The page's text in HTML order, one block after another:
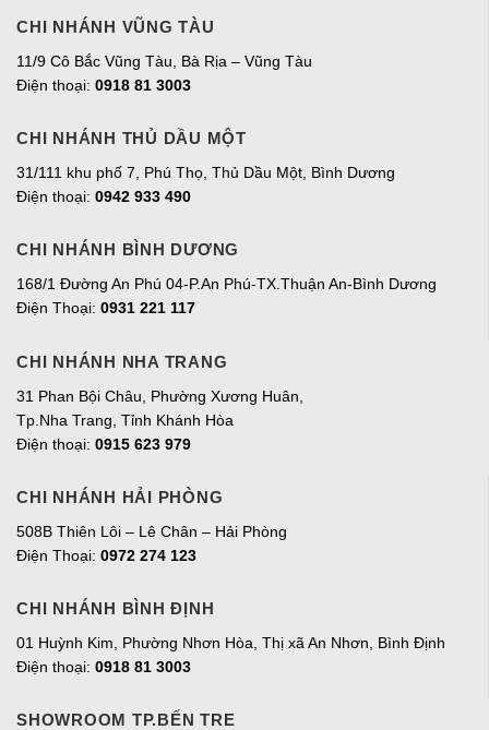
CHI NHÁNH VŨNG TÀU
11/9 Cô Bắc Vũng Tàu, Bà Rịa – Vũng Tàu
Điện thoại: 0918 81 3003
CHI NHÁNH THỦ DẦU MỘT
31/111 khu phố 7, Phú Thọ, Thủ Dầu Một, Bình Dương
Điện thoại: 0942 933 490
CHI NHÁNH BÌNH DƯƠNG
168/1 Đường An Phú 04-P.An Phú-TX.Thuận An-Bình Dương
Điện Thoại: 0931 221 117
CHI NHÁNH NHA TRANG
31 Phan Bội Châu, Phường Xương Huân,
Tp.Nha Trang, Tỉnh Khánh Hòa
Điện thoại: 0915 623 979
CHI NHÁNH HẢI PHÒNG
508B Thiên Lôi – Lê Chân – Hải Phòng
Điện Thoại: 0972 274 123
CHI NHÁNH BÌNH ĐỊNH
01 Huỳnh Kim, Phường Nhơn Hòa, Thị xã An Nhơn, Bình Định
Điện thoại: 0918 81 3003
SHOWROOM TP.BẾN TRE